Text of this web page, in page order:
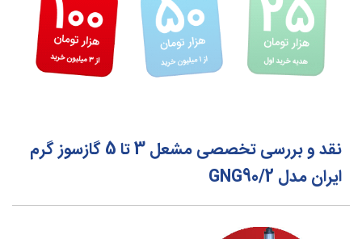
نقد و بررسی تخصصی مشعل 3 تا 5 گازسوز گرم
ایران مدل GNG90/2